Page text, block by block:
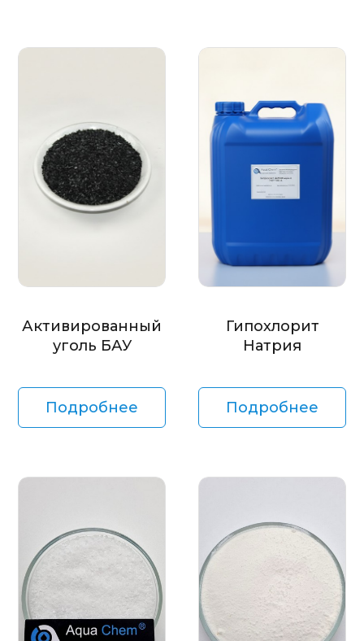
Активированный
уголь БАУ
Подробнее
Гипохлорит
Натрия
Подробнее